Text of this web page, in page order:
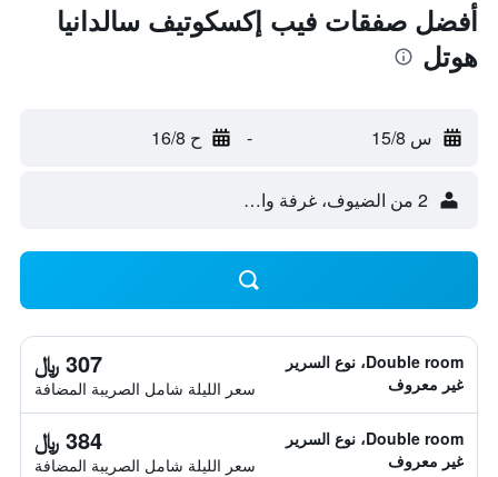
أفضل صفقات فيب إكسكوتيف سالدانيا
هوتل
س 15/8 - ح 16/8
2 من الضيوف، غرفة واحدة
Double room، نوع السرير
غير معروف
307 ﷼
سعر الليلة شامل الصريبة المضافة
Double room، نوع السرير
غير معروف
384 ﷼
سعر الليلة شامل الصريبة المضافة